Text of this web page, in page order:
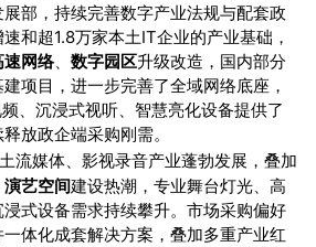
部，持续完善数字产业法规与配套政
和超1.8万家本土IT企业的产业基础，
速网络、 数字园区升级改造，国内部分
项目，进一步完善了全域网络底座，
、沉浸式视听、智慧亮化设备提供了
放政企端采购刚需。
流媒体、影视录音产业蓬勃发展，叠加
演艺空间建设热潮，专业舞台灯光、高
式设备需求持续攀升。市场采购偏好
体化成套解决方案，叠加多重产业红